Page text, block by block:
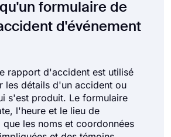
formulaire de
d'événement
rapport d'accident est utilisé
les détails d'un accident ou
s'est produit. Le formulaire
l'heure et le lieu de
les noms et coordonnées